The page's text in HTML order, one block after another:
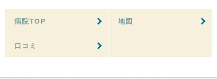
病院TOP 地図
口コミ